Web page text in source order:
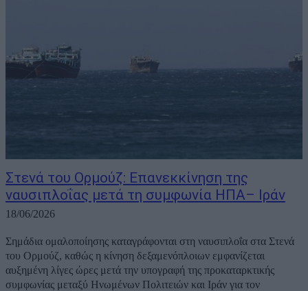
Στενά του Ορμούζ: Επανεκκίνηση της
ναυσιπλοΐας μετά τη συμφωνία ΗΠΑ– Ιράν
18/06/2026
Σημάδια ομαλοποίησης καταγράφονται στη ναυσιπλοΐα στα Στενά
του Ορμούζ, καθώς η κίνηση δεξαμενόπλοιων εμφανίζεται
αυξημένη λίγες ώρες μετά την υπογραφή της προκαταρκτικής
συμφωνίας μεταξύ Ηνωμένων Πολιτειών και Ιράν για τον